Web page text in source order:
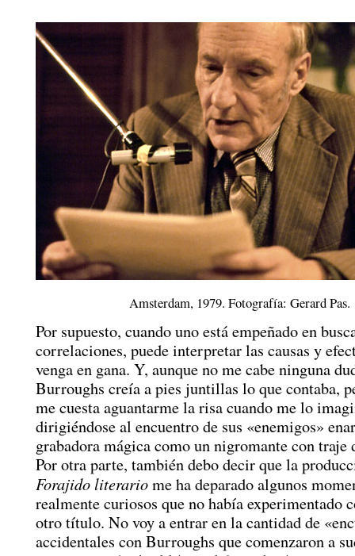
Amsterdam, 1979. Fotografía: Gerard Pas.
Por supuesto, cuando uno está empeñado en
correlaciones, puede interpretar las causas y
venga en gana. Y, aunque no me cabe ninguna
Burroughs creía a pies juntillas lo que contaba,
me cuesta aguantarme la risa cuando me lo
dirigiéndose al encuentro de sus «enemigos»
grabadora mágica como un nigromante con traje
Por otra parte, también debo decir que la
Forajido literariome ha deparado algunos
realmente curiosos que no había experimentado
otro título. No voy a entrar en la cantidad de
accidentales con Burroughs que comenzaron a